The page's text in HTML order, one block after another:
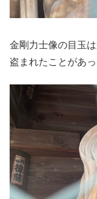
金剛力士像の目玉
盗まれたことがあっ